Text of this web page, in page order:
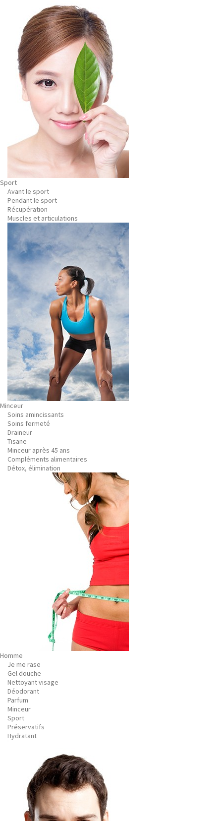
Sport
Avant le sport
Pendant le sport
Récupération
Muscles et articulations
Minceur
Soins amincissants
Soins fermeté
Draineur
Tisane
Minceur après 45 ans
Compléments alimentaires
Détox, élimination
Homme
Je me rase
Gel douche
Nettoyant visage
Déodorant
Parfum
Minceur
Sport
Préservatifs
Hydratant